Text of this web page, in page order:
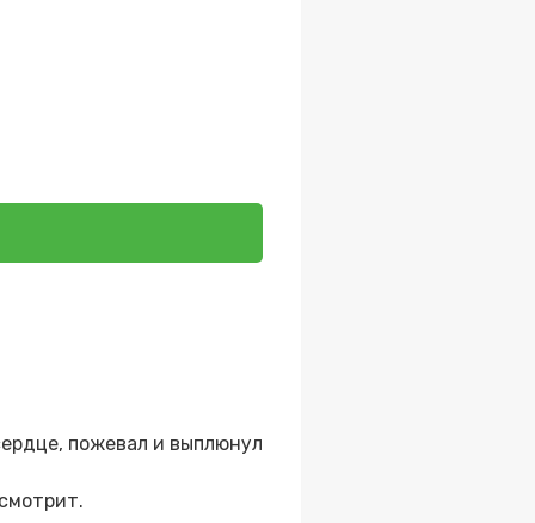
пожевал и выплюнул